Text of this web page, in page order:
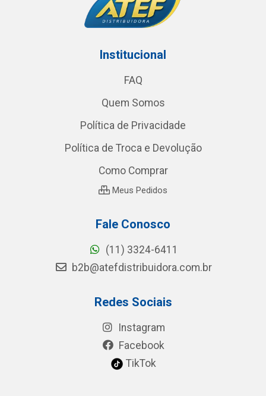
Institucional
FAQ
Quem Somos
Política de Privacidade
Política de Troca e Devolução
Como Comprar
Meus Pedidos
Fale Conosco
(11) 3324-6411
b2b@atefdistribuidora.com.br
Redes Sociais
Instagram
Facebook
TikTok